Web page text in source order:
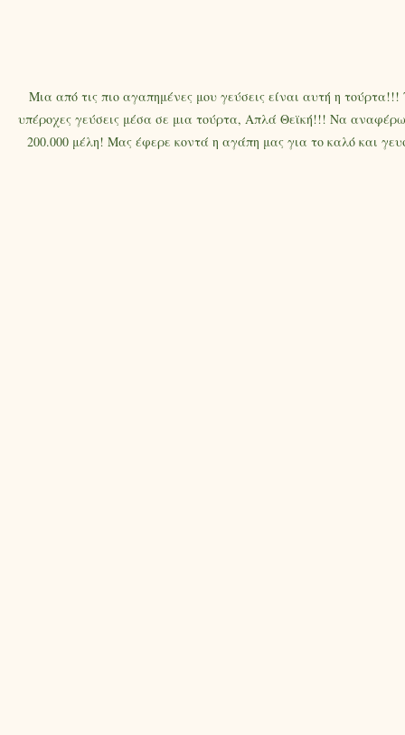
Μια από τις πιο αγαπημένες μου γεύσεις είναι αυτή η
υπέροχες γεύσεις μέσα σε μια τούρτα, Απλά Θεϊκή!!! Να αναφέρω
200.000 μέλη! Μας έφερε κοντά η αγάπη μας για το καλό και